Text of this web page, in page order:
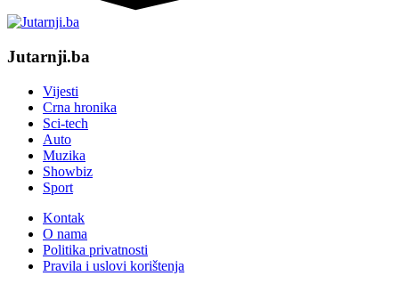
Jutarnji.ba
Vijesti
Crna hronika
Sci-tech
Auto
Muzika
Showbiz
Sport
Kontak
O nama
Politika privatnosti
Pravila i uslovi korištenja